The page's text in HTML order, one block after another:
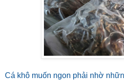
Cá khô muốn ngon phải nhờ